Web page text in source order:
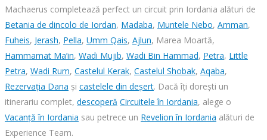
Machaerus completează perfect un circuit prin Iordania alături de
Betania de dincolo de Iordan, Madaba, Muntele Nebo, Amman,
Fuheis, Jerash, Pella, Umm Qais, Ajlun, Marea Moartă,
Hammamat Ma’in, Wadi Mujib, Wadi Bin Hammad, Petra, Little
Petra, Wadi Rum, Castelul Kerak, Castelul Shobak, Aqaba,
Rezervația Dana și castelele din deșert. Dacă îți dorești un
itinerariu complet, descoperă Circuitele în Iordania, alege o
Vacanță în Iordania sau petrece un Revelion în Iordania alături de
Experience Team.